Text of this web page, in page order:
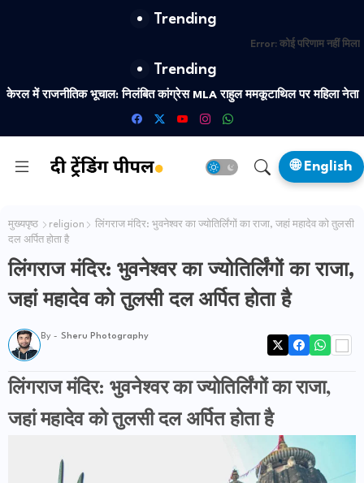
Trending
Error: कोई परिणाम नहीं मिला
Trending
केरल में राजनीतिक भूचाल: निलंबित कांग्रेस MLA राहुल ममकूटाथिल पर महिला नेता
का नया यौन शोषण आरोप
🌐 English
मुख्यपृष्ठ religion
लिंगराज मंदिर: भुवनेश्वर का ज्योतिर्लिंगों का राजा, जहां महादेव को तुलसी
दल अर्पित होता है
लिंगराज मंदिर: भुवनेश्वर का ज्योतिर्लिंगों का राजा,
जहां महादेव को तुलसी दल अर्पित होता है
By - Sheru Photography
लिंगराज मंदिर: भुवनेश्वर का ज्योतिर्लिंगों का राजा,
जहां महादेव को तुलसी दल अर्पित होता है